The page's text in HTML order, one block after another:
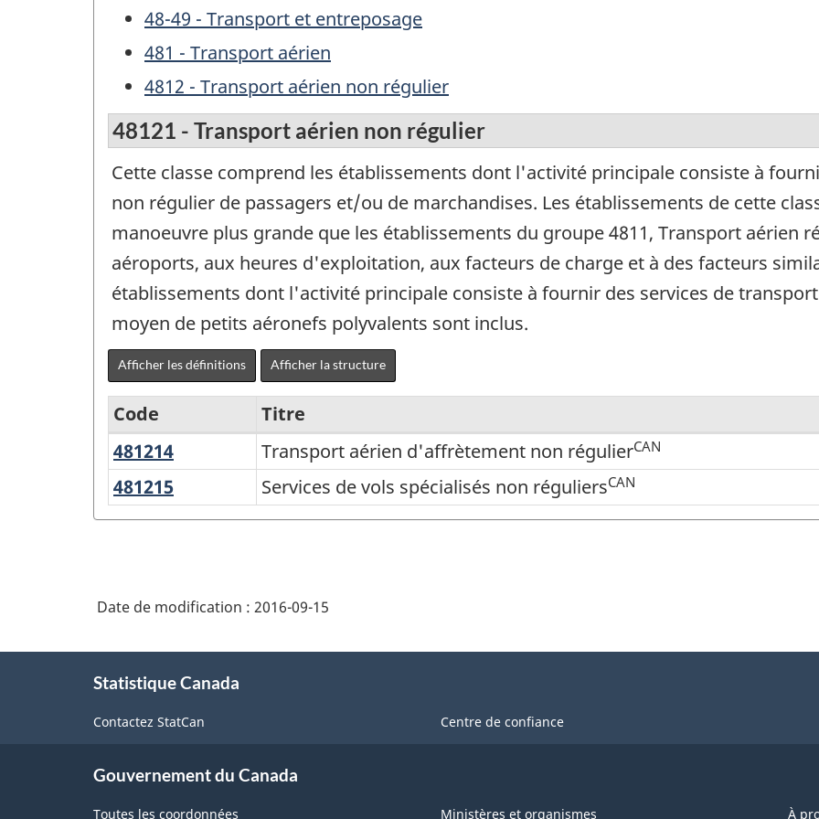
48-49 - Transport et entreposage
481 - Transport aérien
4812 - Transport aérien non régulier
48121 - Transport aérien non régulier
Cette classe comprend les établissements dont l'activité principale consiste à
non régulier de passagers et/ou de marchandises. Les établissements de cette
manoeuvre plus grande que les établissements du groupe 4811, Transport aérien
aéroports, aux heures d'exploitation, aux facteurs de charge et à des facteurs
établissements dont l'activité principale consiste à fournir des services de
moyen de petits aéronefs polyvalents sont inclus.
Afficher les définitions Afficher la structure
Variante
du
SCIAN
Industries
sur
la
active
Code
Titre
481214 Transport
aérien
d'affrètement
non
Transport aérien d'affrètement non régulierCAN
481215
de
réguliers
Services de vols spécialisés non réguliersCAN
Date de modification : 2016-09-15
Statistique Canada
Contactez StatCan Centre de confiance
Gouvernement du Canada
Toutes les coordonnées Ministères et organismes À